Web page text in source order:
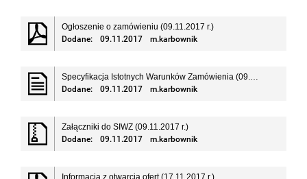
Ogłoszenie o zamówieniu (09.11.2017 r.)
Dodane:
09.11.2017 m.karbownik
Specyfikacja Istotnych Warunków Zamówienia (09.11.2017 r.)
Dodane:
09.11.2017 m.karbownik
Załączniki do SIWZ (09.11.2017 r.)
Dodane:
09.11.2017 m.karbownik
Informacja z otwarcia ofert (17.11.2017 r.)